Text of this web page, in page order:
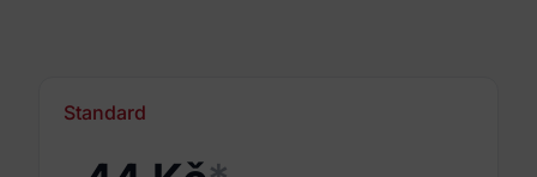
Standard